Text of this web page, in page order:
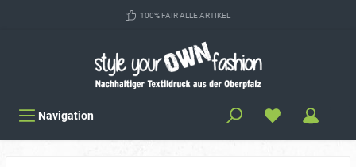
100% FAIR ALLE ARTIKEL
Navigation